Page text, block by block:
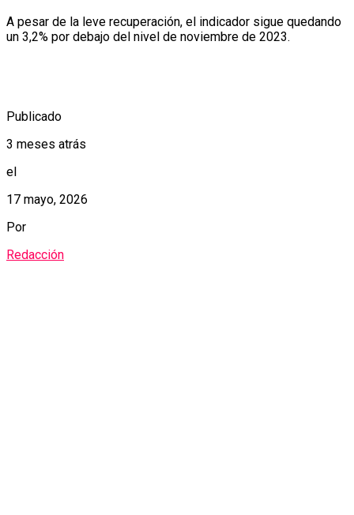
A pesar de la leve recuperación, el indicador sigue quedando
un 3,2% por debajo del nivel de noviembre de 2023.
Publicado
3 meses atrás
el
17 mayo, 2026
Por
Redacción